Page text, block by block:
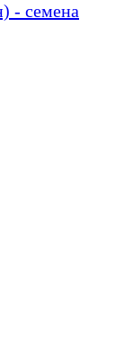
- семена